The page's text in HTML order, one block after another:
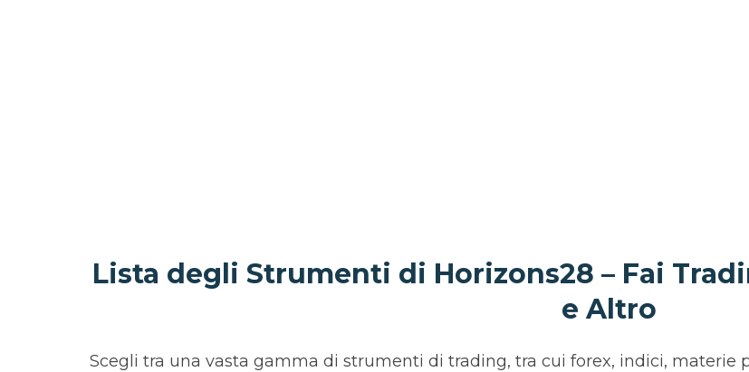
Lista degli Strumenti di Horizons28 – Fai
e Altro
Scegli tra una vasta gamma di strumenti di trading, tra cui forex, indici, materie